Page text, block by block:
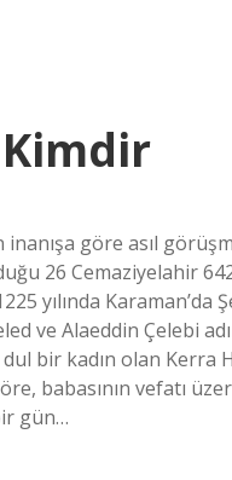
göre asıl
26 Cemaziyelahir
yılında Karaman’da
ve Alaeddin Çelebi
bir kadın olan Kerra
babasının vefatı
gün…